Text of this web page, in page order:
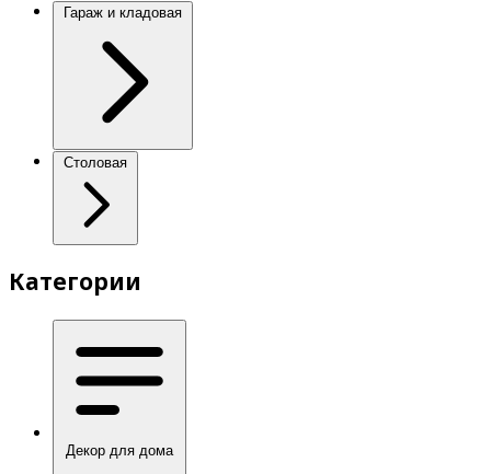
Гараж и кладовая
Столовая
Категории
Декор для дома